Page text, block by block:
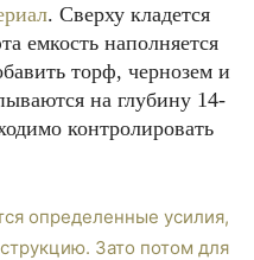
. Сверху кладется
емкость наполняется
торф, чернозем и
на глубину 14-
контролировать